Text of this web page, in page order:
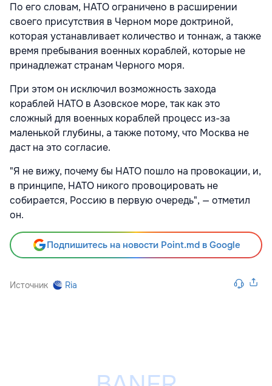
По его словам, НАТО ограничено в расширении
своего присутствия в Черном море доктриной,
которая устанавливает количество и тоннаж, а также
время пребывания военных кораблей, которые не
принадлежат странам Черного моря.
При этом он исключил возможность захода
кораблей НАТО в Азовское море, так как это
сложный для военных кораблей процесс из-за
маленькой глубины, а также потому, что Москва не
даст на это согласие.
"Я не вижу, почему бы НАТО пошло на провокации, и,
в принципе, НАТО никого провоцировать не
собирается, Россию в первую очередь", — отметил
он.
Подпишитесь на новости Point.md в Google
Источник Ria